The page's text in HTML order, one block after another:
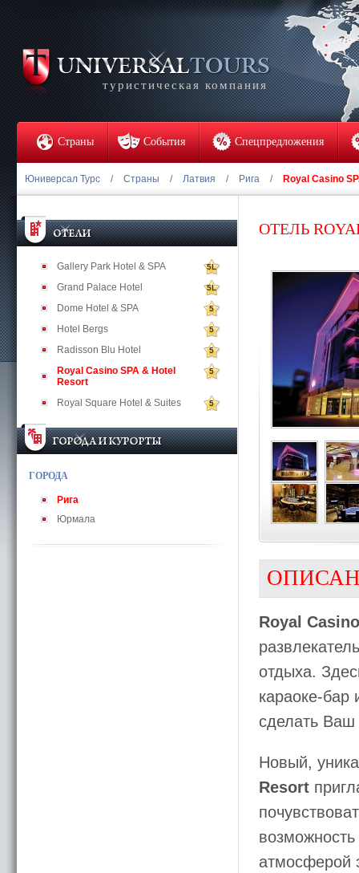
туристическая компания
Страны События Спецпредложения
Юниверсал Турс / Страны / Латвия / Рига / Royal Casino
Gallery Park Hotel & SPA 5L
Grand Palace Hotel 5L
Dome Hotel & SPA 5
Hotel Bergs 5
Radisson Blu Hotel 5
Royal Casino SPA & Hotel
Resort
5
Royal Square Hotel & Suites 5
ГОРОДА
Рига
Юрмала
ОТЕЛЬ
Royal
отдыха.
караоке-бар
сделать
Новый,
Resort
атмосферой